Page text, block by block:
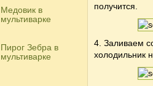
Медовик в
мультиварке
Пирог Зебра в
мультиварке
получится.
4. Заливаем
холодильник